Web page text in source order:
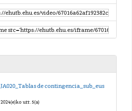
JA020_Tablas de contingencia_sub_eus
2024(e)ko urr. 5(a)